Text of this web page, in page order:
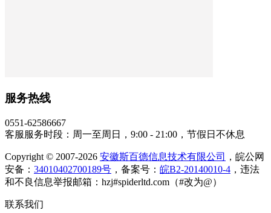
服务热线
0551-62586667
客服服务时段：周一至周日，9:00 - 21:00，节假日不休息
Copyright © 2007-2026 安徽斯百德信息技术有限公司
，皖公网
安备： 34010402700189号 ，备案号： 皖B2-20140010-4 ，违法
和不良信息举报邮箱：hzj#spiderltd.com（#改为@）
联系我们